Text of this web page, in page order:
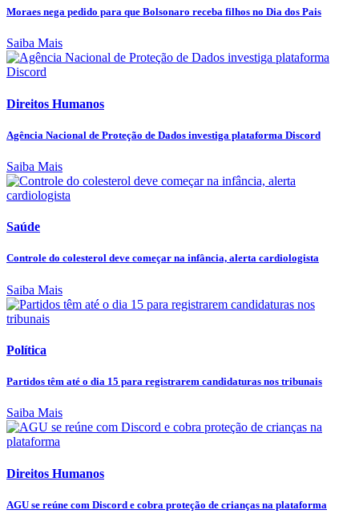
Moraes nega pedido para que Bolsonaro receba filhos no Dia dos Pais
Saiba Mais
Direitos Humanos
Agência Nacional de Proteção de Dados investiga plataforma Discord
Saiba Mais
Saúde
Controle do colesterol deve começar na infância, alerta cardiologista
Saiba Mais
Política
Partidos têm até o dia 15 para registrarem candidaturas nos tribunais
Saiba Mais
Direitos Humanos
AGU se reúne com Discord e cobra proteção de crianças na plataforma